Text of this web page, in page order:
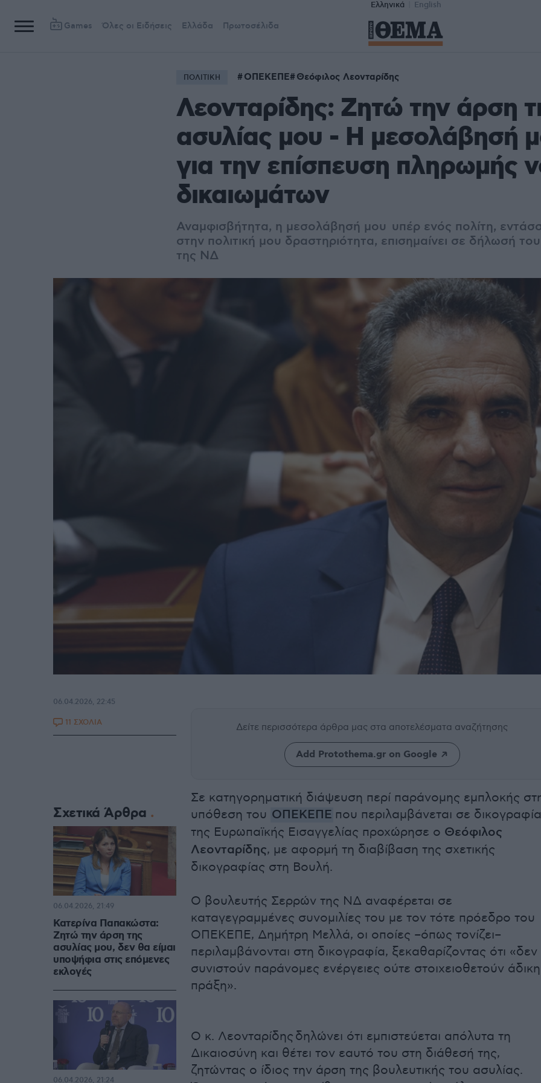
Ελληνικά English
Games Όλες οι Ειδήσεις Ελλάδα Πρωτοσέλιδα
ΠΟΛΙΤΙΚΗ ΟΠΕΚΕΠΕ Θεόφιλος Λεονταρίδης
Λεονταρίδης: Ζητώ την άρση
ασυλίας μου - Η μεσολάβησή
για την επίσπευση πληρωμής
δικαιωμάτων
Αναμφισβήτητα, η μεσολάβησή μου υπέρ ενός πολίτη,
στην πολιτική μου δραστηριότητα, επισημαίνει σε δήλωσή
της ΝΔ
Δείτε περισσότερα άρθρα μας στα αποτελέσματα αναζήτησης
Add Protothema.gr on Google
Σε κατηγορηματική διάψευση περί παράνομης εμπλοκής
υπόθεση του ΟΠΕΚΕΠΕ που περιλαμβάνεται σε δικογραφία
της Ευρωπαϊκής Εισαγγελίας προχώρησε ο Θεόφιλος
Λεονταρίδης, με αφορμή τη διαβίβαση της σχετικής
δικογραφίας στη Βουλή.
Ο βουλευτής Σερρών της ΝΔ αναφέρεται σε
καταγεγραμμένες συνομιλίες του με τον τότε πρόεδρο του
ΟΠΕΚΕΠΕ, Δημήτρη Μελλά, οι οποίες –όπως τονίζει–
περιλαμβάνονται στη δικογραφία, ξεκαθαρίζοντας ότι «δεν
συνιστούν παράνομες ενέργειες ούτε στοιχειοθετούν άδικη
πράξη».
Ο κ. Λεονταρίδης δηλώνει ότι εμπιστεύεται απόλυτα τη
Δικαιοσύνη και θέτει τον εαυτό του στη διάθεσή της,
ζητώντας ο ίδιος την άρση της βουλευτικής του ασυλίας.
06.04.2026, 22:45
11 ΣΧΟΛΙΑ
Σχετικά Άρθρα
Κατερίνα Παπακώστα:
Ζητώ την άρση της
ασυλίας μου, δεν θα είμαι
υποψήφια στις επόμενες
εκλογές
06.04.2026, 21:49
06.04.2026, 21:24